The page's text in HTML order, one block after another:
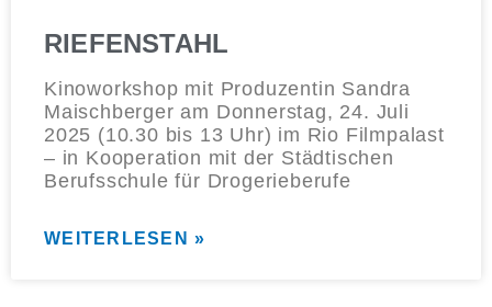
RIEFENSTAHL
Kinoworkshop mit Produzentin Sandra
Maischberger am Donnerstag, 24. Juli
2025 (10.30 bis 13 Uhr) im Rio Filmpalast
– in Kooperation mit der Städtischen
Berufsschule für Drogerieberufe
WEITERLESEN »